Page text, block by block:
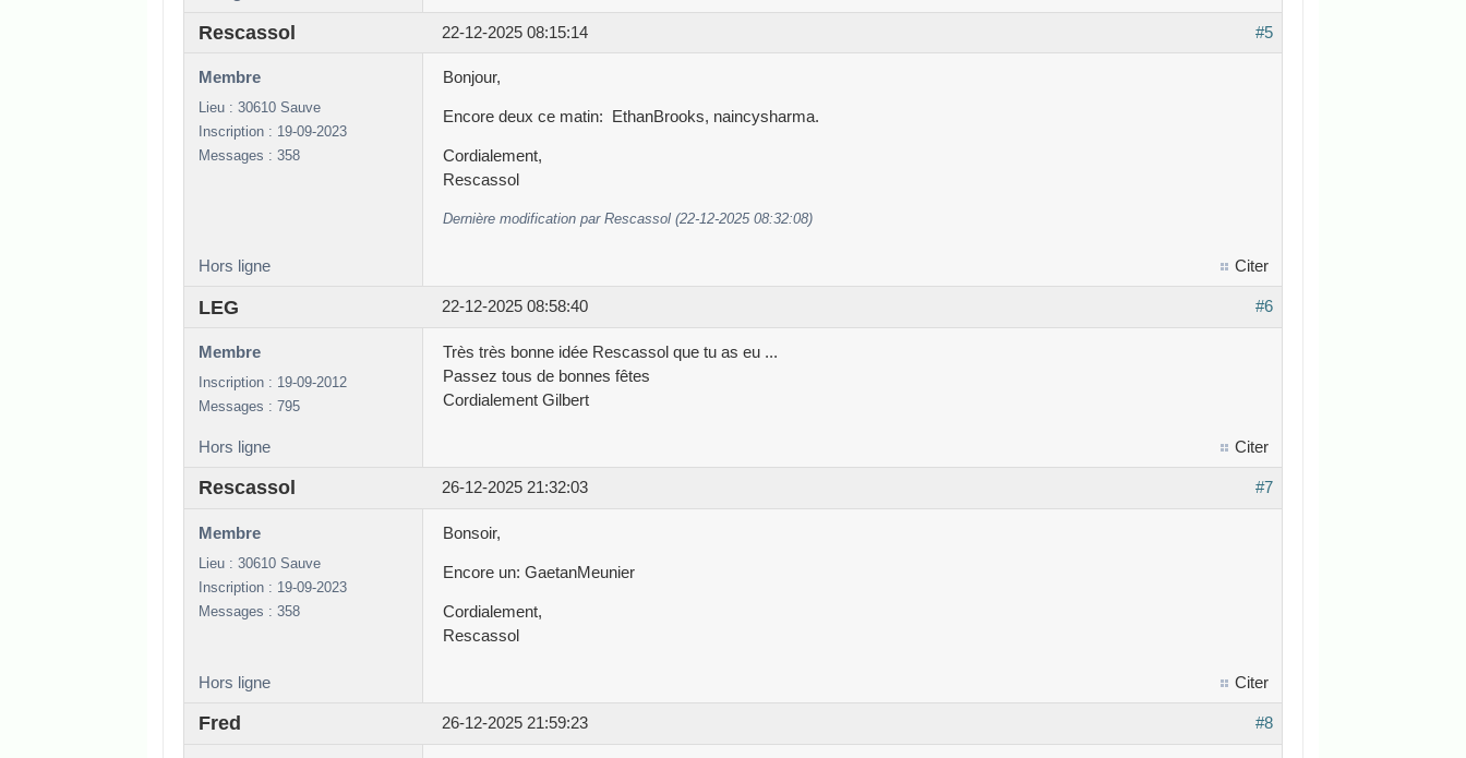
#5
22-12-2025 08:15:14
Rescassol
Membre
Lieu : 30610 Sauve
Inscription : 19-09-2023
Messages : 358
Bonjour,
Encore deux ce matin: EthanBrooks, naincysharma.
Cordialement,
Rescassol
Dernière modification par Rescassol (22-12-2025 08:32:08)
Hors ligne Citer
#6
22-12-2025 08:58:40
LEG
Membre
Inscription : 19-09-2012
Messages : 795
Très très bonne idée Rescassol que tu as eu ...
Passez tous de bonnes fêtes
Cordialement Gilbert
Hors ligne Citer
#7
26-12-2025 21:32:03
Rescassol
Membre
Lieu : 30610 Sauve
Inscription : 19-09-2023
Messages : 358
Bonsoir,
Encore un: GaetanMeunier
Cordialement,
Rescassol
Hors ligne Citer
#8
26-12-2025 21:59:23
Fred